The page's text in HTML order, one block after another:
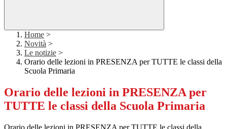
Home >
Novità >
Le notizie >
Orario delle lezioni in PRESENZA per TUTTE le classi della
Scuola Primaria
Orario delle lezioni in PRESENZA per
TUTTE le classi della Scuola Primaria